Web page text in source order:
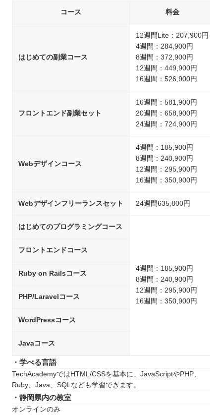
コース 料金
はじめての副業コース
12週間Lite：207,900円
4週間：284,900円
8週間：372,900円
12週間：449,900円
16週間：526,900円
フロントエンド副業セット
16週間：581,900円
20週間：658,900円
24週間：724,900円
Webデザインコース
4週間：185,900円
8週間：240,900円
12週間：295,900円
16週間：350,900円
Webデザインフリーランスセット 24週間635,800円
はじめてのプログラミングコース
4週間：185,900円
8週間：240,900円
12週間：295,900円
16週間：350,900円
フロントエンドコース
Ruby on Railsコース
PHP/Laravelコース
WordPressコース
Javaコース
・学べる言語
TechAcademyではHTML/CSSを基本に、JavaScriptやPHP、
Ruby、Java、SQLなども学習できます。
・静岡県内の教室
オンラインのみ